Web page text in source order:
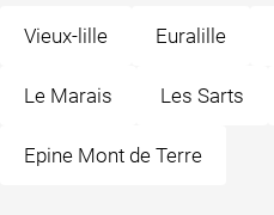
Vieux-lille Euralille
Le Marais Les Sarts
Epine Mont de Terre